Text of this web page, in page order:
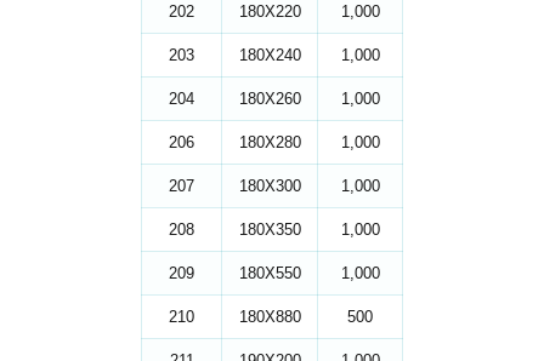
202 180X220 1,000
203 180X240 1,000
204 180X260 1,000
206 180X280 1,000
207 180X300 1,000
208 180X350 1,000
209 180X550 1,000
210 180X880 500